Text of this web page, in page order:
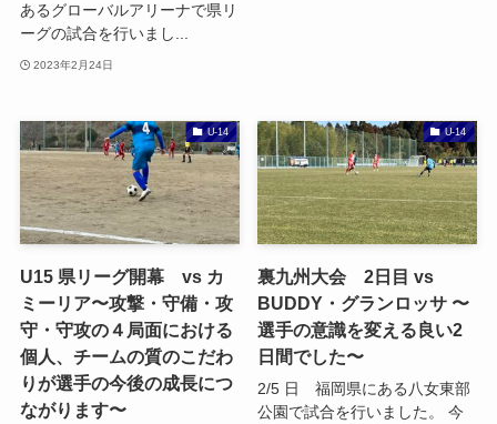
あるグローバルアリーナで県リ
ーグの試合を行いまし...
2023年2月24日
U-14
U15 県リーグ開幕 vs カ
ミーリア〜攻撃・守備・攻
守・守攻の４局面における
個人、チームの質のこだわ
りが選手の今後の成長につ
ながります〜
U-14
裏九州大会 2日目 vs
BUDDY・グランロッサ 〜
選手の意識を変える良い2
日間でした〜
2/5 日 福岡県にある八女東部
公園で試合を行いました。 今